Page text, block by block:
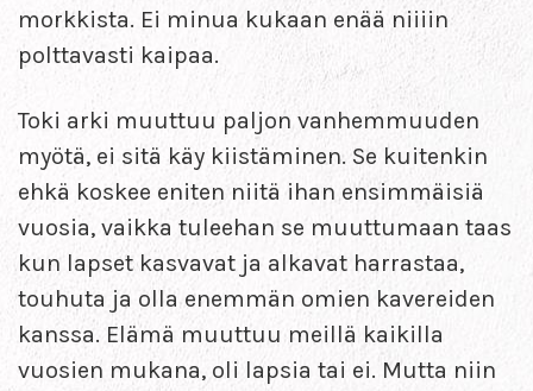
morkkista. Ei minua kukaan enää niiiin
polttavasti kaipaa.
Toki arki muuttuu paljon vanhemmuuden
myötä, ei sitä käy kiistäminen. Se kuitenkin
ehkä koskee eniten niitä ihan ensimmäisiä
vuosia, vaikka tuleehan se muuttumaan taas
kun lapset kasvavat ja alkavat harrastaa,
touhuta ja olla enemmän omien kavereiden
kanssa. Elämä muuttuu meillä kaikilla
vuosien mukana, oli lapsia tai ei. Mutta niin